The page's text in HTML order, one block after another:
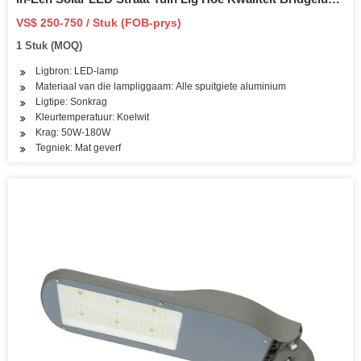
Waterdig IP65 vir Buiteweg Parkering
VS$ 250-750 / Stuk (FOB-prys)
1 Stuk (MOQ)
Ligbron: LED-lamp
Materiaal van die lampliggaam: Alle spuitgiete aluminium
Ligtipe: Sonkrag
Kleurtemperatuur: Koelwit
Krag: 50W-180W
Tegniek: Mat geverf